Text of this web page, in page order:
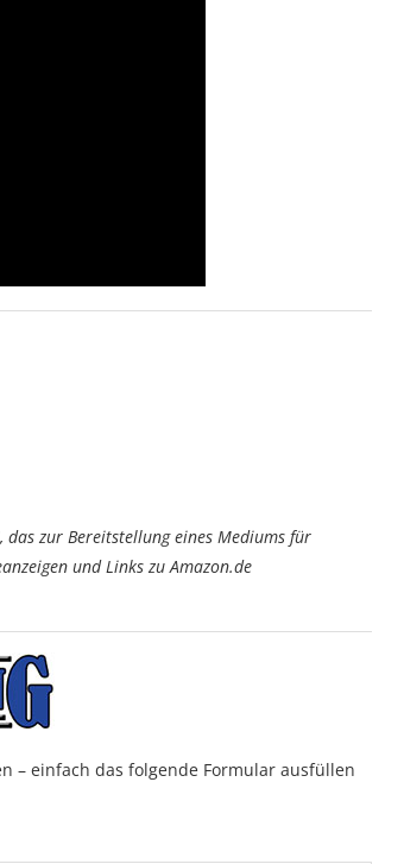
das zur Bereitstellung eines Mediums für
und Links zu Amazon.de
– einfach das folgende Formular ausfüllen